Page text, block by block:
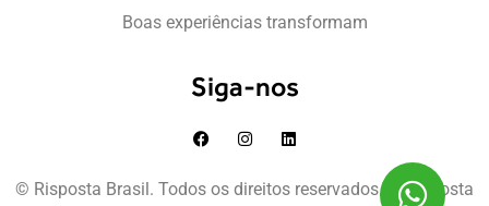
Boas experiências transformam
Siga-nos
© Risposta Brasil. Todos os direitos reservados. © Risposta